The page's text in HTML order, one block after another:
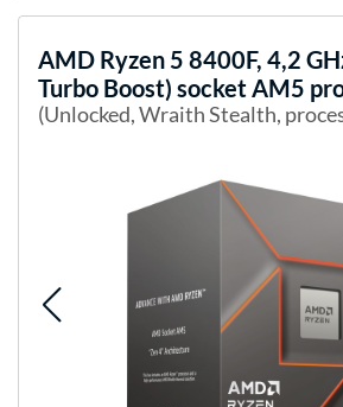
AMD Ryzen 5 8400F, 4,2
Turbo Boost) socket AM5
(Unlocked, Wraith Stealth,